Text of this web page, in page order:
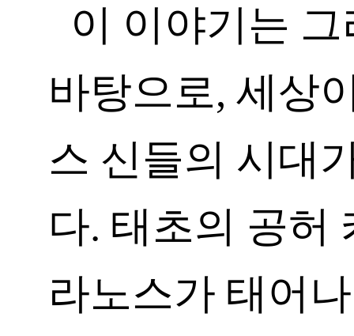
이 이야기는
바탕으로, 세상
스 신들의 시대
다. 태초의 공허
라노스가 태어